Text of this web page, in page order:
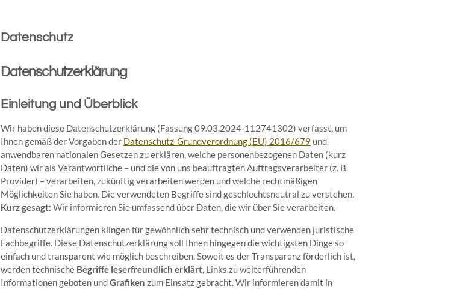
Datenschutz
Datenschutzerklärung
Einleitung und Überblick
Wir haben diese Datenschutzerklärung (Fassung 09.03.2024-112741302) verfasst, um
Ihnen gemäß der Vorgaben der Datenschutz-Grundverordnung (EU) 2016/679 und
anwendbaren nationalen Gesetzen zu erklären, welche personenbezogenen Daten (kurz
Daten) wir als Verantwortliche – und die von uns beauftragten Auftragsverarbeiter (z. B.
Provider) – verarbeiten, zukünftig verarbeiten werden und welche rechtmäßigen
Möglichkeiten Sie haben. Die verwendeten Begriffe sind geschlechtsneutral zu verstehen.
Kurz gesagt: Wir informieren Sie umfassend über Daten, die wir über Sie verarbeiten.
Datenschutzerklärungen klingen für gewöhnlich sehr technisch und verwenden juristische
Fachbegriffe. Diese Datenschutzerklärung soll Ihnen hingegen die wichtigsten Dinge so
einfach und transparent wie möglich beschreiben. Soweit es der Transparenz förderlich ist,
werden technische Begriffe leserfreundlich erklärt, Links zu weiterführenden
Informationen geboten undGrafiken zum Einsatz gebracht. Wir informieren damit in